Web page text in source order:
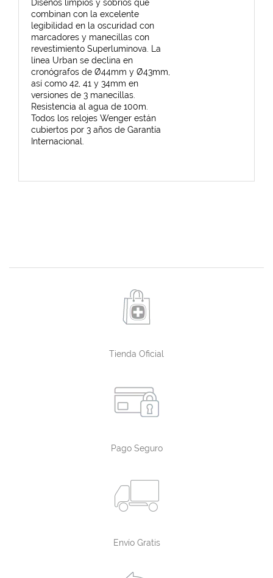
Diseños limpios y sobrios que
combinan con la excelente
legibilidad en la oscuridad con
marcadores y manecillas con
revestimiento Superluminova. La
línea Urban se declina en
cronógrafos de Ø44mm y Ø43mm,
así como 42, 41 y 34mm en
versiones de 3 manecillas.
Resistencia al agua de 100m.
Todos los relojes Wenger están
cubiertos por 3 años de Garantía
Internacional.
Tienda Oficial
Pago Seguro
Envío Gratis